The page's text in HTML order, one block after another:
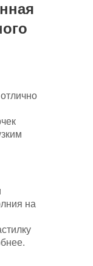
на